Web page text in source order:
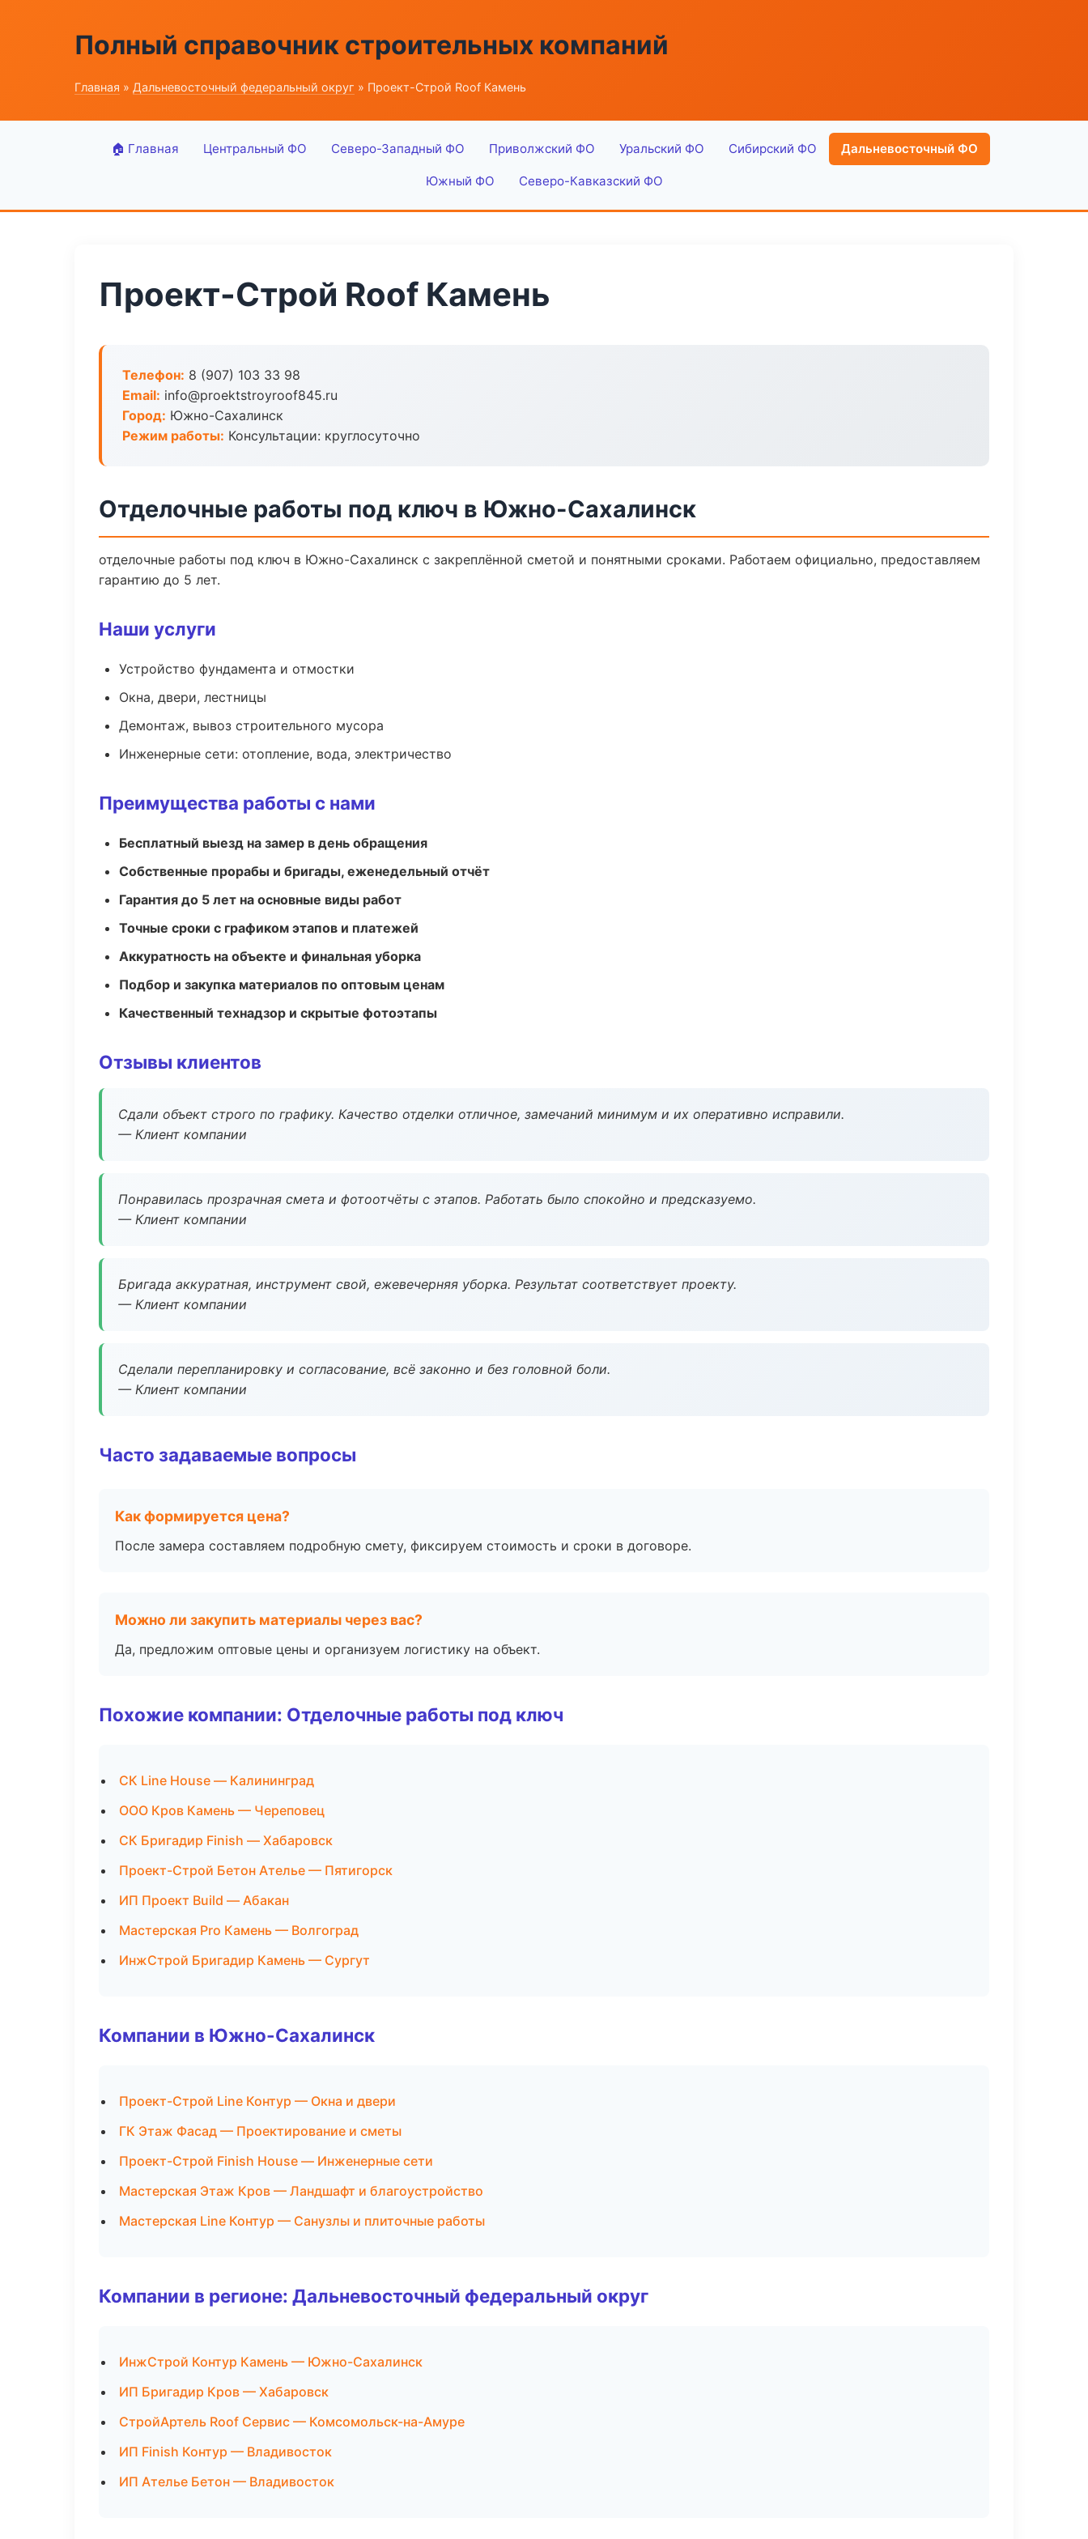
Полный справочник строительных компаний
Главная » Дальневосточный федеральный округ » Проект-Строй Roof Камень
🏠 Главная Центральный ФО Северо-Западный ФО Приволжский ФО Уральский ФО Сибирский ФО Дальневосточный ФО
Южный ФО Северо-Кавказский ФО
Проект-Строй Roof Камень
Телефон: 8 (907) 103 33 98
Email: info@proektstroyroof845.ru
Город: Южно-Сахалинск
Режим работы: Консультации: круглосуточно
Отделочные работы под ключ в Южно-Сахалинск
отделочные работы под ключ в Южно-Сахалинск с закреплённой сметой и понятными сроками. Работаем официально, предоставляем
гарантию до 5 лет.
Наши услуги
Устройство фундамента и отмостки
Окна, двери, лестницы
Демонтаж, вывоз строительного мусора
Инженерные сети: отопление, вода, электричество
Преимущества работы с нами
Бесплатный выезд на замер в день обращения
Собственные прорабы и бригады, еженедельный отчёт
Гарантия до 5 лет на основные виды работ
Точные сроки с графиком этапов и платежей
Аккуратность на объекте и финальная уборка
Подбор и закупка материалов по оптовым ценам
Качественный технадзор и скрытые фотоэтапы
Отзывы клиентов
Сдали объект строго по графику. Качество отделки отличное, замечаний минимум и их оперативно исправили.
— Клиент компании
Понравилась прозрачная смета и фотоотчёты с этапов. Работать было спокойно и предсказуемо.
— Клиент компании
Бригада аккуратная, инструмент свой, ежевечерняя уборка. Результат соответствует проекту.
— Клиент компании
Сделали перепланировку и согласование, всё законно и без головной боли.
— Клиент компании
Часто задаваемые вопросы
Как формируется цена?
После замера составляем подробную смету, фиксируем стоимость и сроки в договоре.
Можно ли закупить материалы через вас?
Да, предложим оптовые цены и организуем логистику на объект.
Похожие компании: Отделочные работы под ключ
СК Line House — Калининград
ООО Кров Камень — Череповец
СК Бригадир Finish — Хабаровск
Проект-Строй Бетон Ателье — Пятигорск
ИП Проект Build — Абакан
Мастерская Pro Камень — Волгоград
ИнжСтрой Бригадир Камень — Сургут
Компании в Южно-Сахалинск
Проект-Строй Line Контур — Окна и двери
ГК Этаж Фасад — Проектирование и сметы
Проект-Строй Finish House — Инженерные сети
Мастерская Этаж Кров — Ландшафт и благоустройство
Мастерская Line Контур — Санузлы и плиточные работы
Компании в регионе: Дальневосточный федеральный округ
ИнжСтрой Контур Камень — Южно-Сахалинск
ИП Бригадир Кров — Хабаровск
СтройАртель Roof Сервис — Комсомольск-на-Амуре
ИП Finish Контур — Владивосток
ИП Ателье Бетон — Владивосток